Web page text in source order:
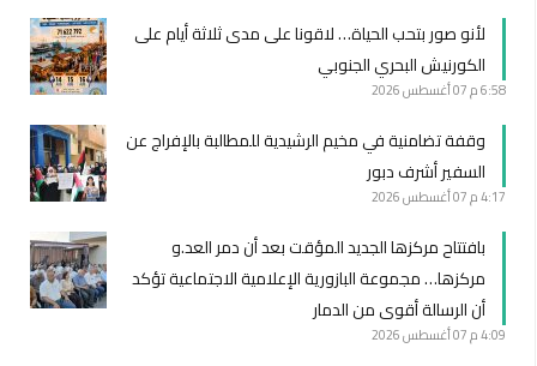
لأنو صور بتحب الحياة… لاقونا على مدى ثلاثة أيام على
الكورنيش البحري الجنوبي
6:58 م 07 أغسطس 2026
وقفة تضامنية في مخيم الرشيدية للمطالبة بالإفراج عن
السفير أشرف دبور
4:17 م 07 أغسطس 2026
بافتتاح مركزها الجديد المؤقت بعد أن دمر العد.و
مركزها… مجموعة البازورية الإعلامية الاجتماعية تؤكد
أن الرسالة أقوى من الدمار
4:09 م 07 أغسطس 2026